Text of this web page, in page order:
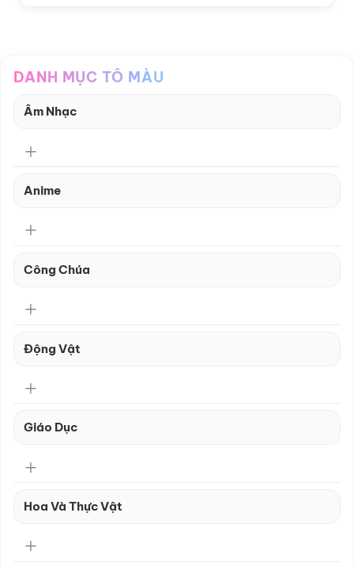
DANH MỤC TÔ MÀU
Âm Nhạc
Anime
Công Chúa
Động Vật
Giáo Dục
Hoa Và Thực Vật